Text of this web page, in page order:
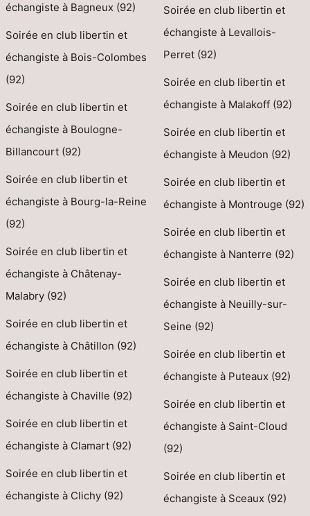
échangiste à Bagneux (92)
Soirée en club libertin et
échangiste à Bois-Colombes
(92)
Soirée en club libertin et
échangiste à Boulogne-
Billancourt (92)
Soirée en club libertin et
échangiste à Bourg-la-Reine
(92)
Soirée en club libertin et
échangiste à Châtenay-
Malabry (92)
Soirée en club libertin et
échangiste à Châtillon (92)
Soirée en club libertin et
échangiste à Chaville (92)
Soirée en club libertin et
échangiste à Clamart (92)
Soirée en club libertin et
échangiste à Clichy (92)
Soirée en club libertin et
échangiste à Levallois-
Perret (92)
Soirée en club libertin et
échangiste à Malakoff (92)
Soirée en club libertin et
échangiste à Meudon (92)
Soirée en club libertin et
échangiste à Montrouge (92)
Soirée en club libertin et
échangiste à Nanterre (92)
Soirée en club libertin et
échangiste à Neuilly-sur-
Seine (92)
Soirée en club libertin et
échangiste à Puteaux (92)
Soirée en club libertin et
échangiste à Saint-Cloud
(92)
Soirée en club libertin et
échangiste à Sceaux (92)